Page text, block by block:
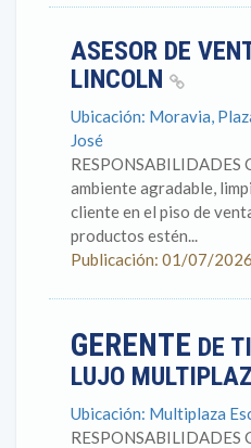
ASESOR DE
LINCOLN
Ubicación: Moravia,
José
RESPONSABILIDADES
ambiente agradable,
cliente en el piso de
productos estén...
Publicación: 01/07/
GERENTE DE
LUJO
Ubicación: Multiplaza
RESPONSABILIDADES